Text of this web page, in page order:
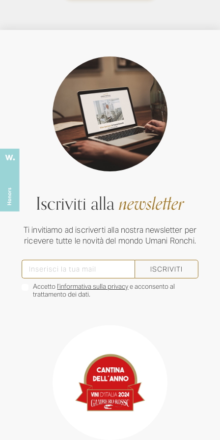
Iscriviti allanewsletter
Ti invitiamo ad iscriverti alla nostra newsletter per
ricevere tutte le novità del mondo Umani Ronchi.
ISCRIVITI
Accetto l’informativa sulla privacye acconsento al
trattamento dei dati.